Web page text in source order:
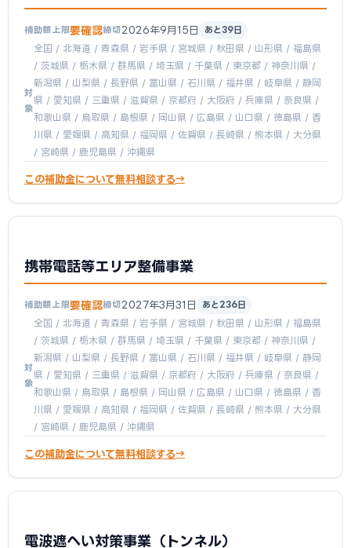
補助額上限要確認締切 2026年9月15日 あと39日
対
象
全国 / 北海道 / 青森県 / 岩手県 / 宮城県 / 秋田県 / 山形県 / 福島県
/ 茨城県 / 栃木県 / 群馬県 / 埼玉県 / 千葉県 / 東京都 / 神奈川県 /
新潟県 / 山梨県 / 長野県 / 富山県 / 石川県 / 福井県 / 岐阜県 / 静岡
県 / 愛知県 / 三重県 / 滋賀県 / 京都府 / 大阪府 / 兵庫県 / 奈良県 /
和歌山県 / 鳥取県 / 島根県 / 岡山県 / 広島県 / 山口県 / 徳島県 / 香
川県 / 愛媛県 / 高知県 / 福岡県 / 佐賀県 / 長崎県 / 熊本県 / 大分県
/ 宮崎県 / 鹿児島県 / 沖縄県
この補助金について無料相談する
携帯電話等エリア整備事業
補助額上限要確認締切 2027年3月31日 あと236日
対
象
全国 / 北海道 / 青森県 / 岩手県 / 宮城県 / 秋田県 / 山形県 / 福島県
/ 茨城県 / 栃木県 / 群馬県 / 埼玉県 / 千葉県 / 東京都 / 神奈川県 /
新潟県 / 山梨県 / 長野県 / 富山県 / 石川県 / 福井県 / 岐阜県 / 静岡
県 / 愛知県 / 三重県 / 滋賀県 / 京都府 / 大阪府 / 兵庫県 / 奈良県 /
和歌山県 / 鳥取県 / 島根県 / 岡山県 / 広島県 / 山口県 / 徳島県 / 香
川県 / 愛媛県 / 高知県 / 福岡県 / 佐賀県 / 長崎県 / 熊本県 / 大分県
/ 宮崎県 / 鹿児島県 / 沖縄県
この補助金について無料相談する
電波遮へい対策事業（トンネル）